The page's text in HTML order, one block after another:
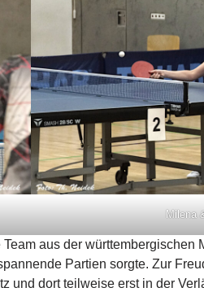
Milena
aus der württembergischen
Partien sorgte. Zur
und dort teilweise erst in der